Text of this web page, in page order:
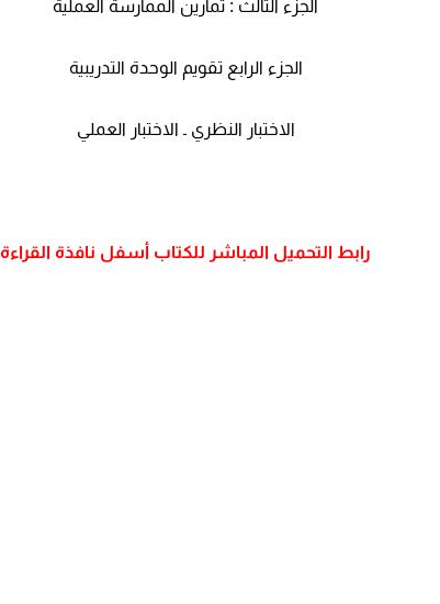
الجزء الثالث : تمارين الممارسة العملية
الجزء الرابع تقويم الوحدة التدريبية
الاختبار النظري ـ الاختبار العملي
رابط التحميل المباشر للكتاب أسفل نافذة القراءة